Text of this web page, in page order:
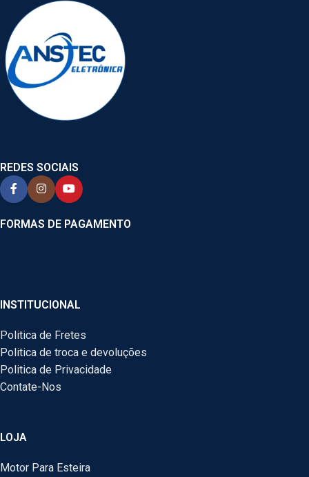
REDES SOCIAIS
FORMAS DE PAGAMENTO
INSTITUCIONAL
Politica de Fretes
Politica de troca e devoluções
Politica de Privacidade
Contate-Nos
LOJA
Motor Para Esteira